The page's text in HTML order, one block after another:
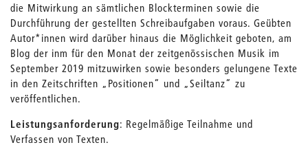
die Mitwirkung an sämtlichen Blockterminen sowie die
Durchführung der gestellten Schreibaufgaben voraus. Geübten
Autor*innen wird darüber hinaus die Möglichkeit geboten, am
Blog der inm für den Monat der zeitgenössischen Musik im
September 2019 mitzuwirken sowie besonders gelungene Texte
in den Zeitschriften „Positionen“ und „Seiltanz“ zu
veröffentlichen.
Leistungsanforderung: Regelmäßige Teilnahme und
Verfassen von Texten.